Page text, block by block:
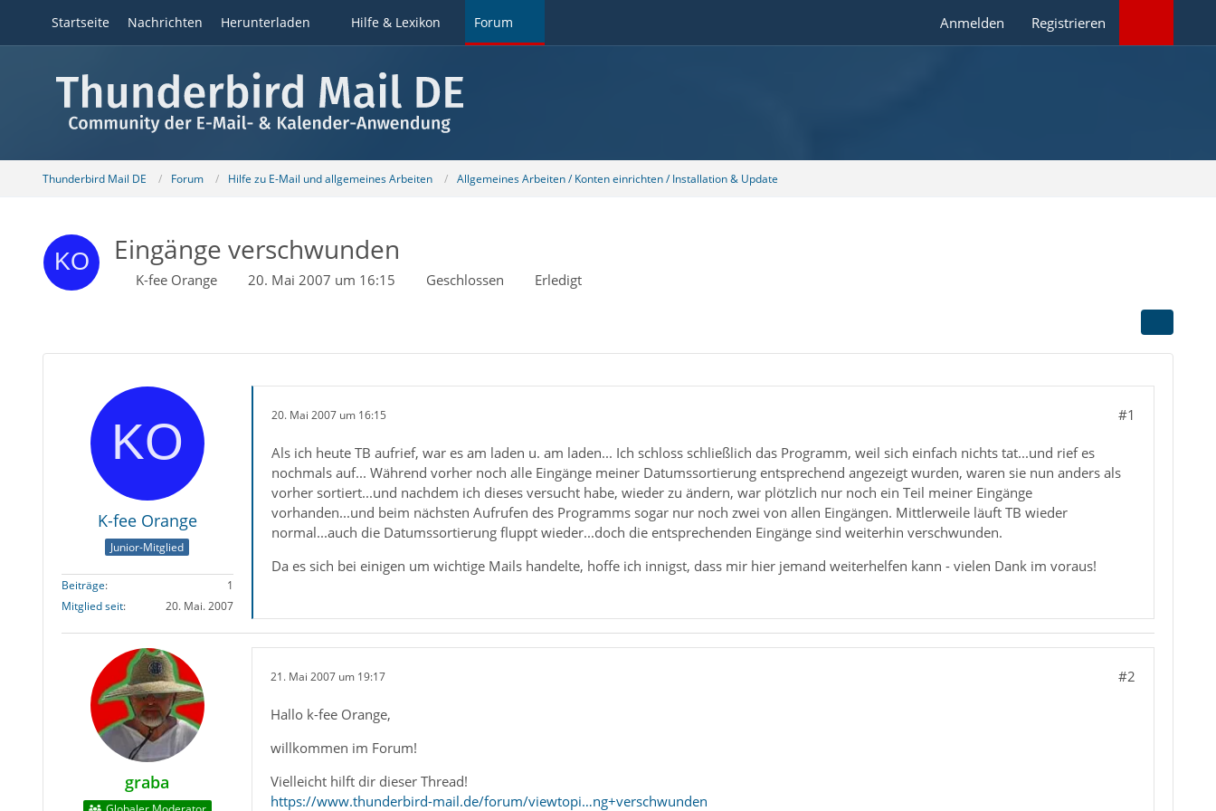
Startseite Nachrichten Herunterladen Hilfe & Lexikon Forum Anmelden Registrieren
Thunderbird Mail DE Forum Hilfe zu E-Mail und allgemeines Arbeiten Allgemeines Arbeiten / Konten einrichten / Installation & Update
Eingänge verschwunden
K-fee Orange 20. Mai 2007 um 16:15 Geschlossen Erledigt
K-fee Orange
Junior-Mitglied
Beiträge
1
Mitglied seit
20. Mai. 2007
20. Mai 2007 um 16:15 #1
Als ich heute TB aufrief, war es am laden u. am laden... Ich schloss schließlich das Programm, weil sich einfach nichts tat...und rief es
nochmals auf... Während vorher noch alle Eingänge meiner Datumssortierung entsprechend angezeigt wurden, waren sie nun anders als
vorher sortiert...und nachdem ich dieses versucht habe, wieder zu ändern, war plötzlich nur noch ein Teil meiner Eingänge
vorhanden...und beim nächsten Aufrufen des Programms sogar nur noch zwei von allen Eingängen. Mittlerweile läuft TB wieder
normal...auch die Datumssortierung fluppt wieder...doch die entsprechenden Eingänge sind weiterhin verschwunden.
Da es sich bei einigen um wichtige Mails handelte, hoffe ich innigst, dass mir hier jemand weiterhelfen kann - vielen Dank im voraus!
graba
21. Mai 2007 um 19:17 #2
Hallo k-fee Orange,
willkommen im Forum!
Vielleicht hilft dir dieser Thread!
https://www.thunderbird-mail.de/forum/viewtopi…ng+verschwunden